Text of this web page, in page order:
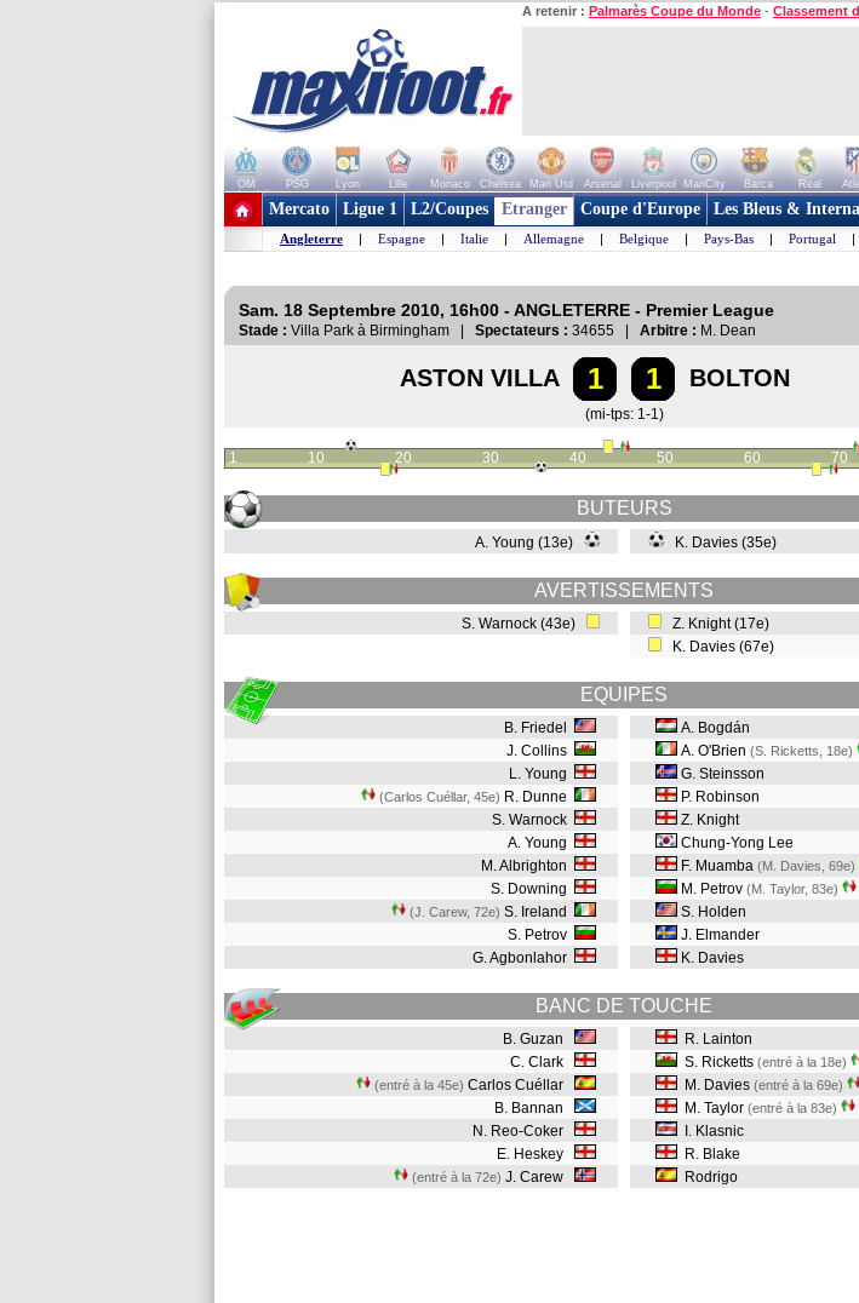
A retenir : Palmarès Coupe du Monde - Classement
OM PSG Lyon Lille Monaco Chelsea Man Utd Arsenal Liverpool ManCity Barca Real
+ de clubs
Mercato Ligue 1 L2/Coupes Etranger Coupe d'Europe Les Bleus &
Angleterre | Espagne | Italie | Allemagne | Belgique | Pays-Bas | Portugal |
Sam. 18 Septembre 2010, 16h00 - ANGLETERRE - Premier League
Stade : Villa Park à Birmingham | Spectateurs : 34655 | Arbitre : M. Dean
ASTON VILLA 1 1 BOLTON
(mi-tps: 1-1)
1 10 20 30 40 50 60 70
BUTEURS
A. Young (13e) K. Davies (35e)
AVERTISSEMENTS
S. Warnock (43e)
Z. Knight (17e)
K. Davies (67e)
EQUIPES
B. Friedel
J. Collins
L. Young
(Carlos Cuéllar, 45e) R. Dunne
S. Warnock
A. Young
M. Albrighton
S. Downing
(J. Carew, 72e) S. Ireland
S. Petrov
G. Agbonlahor
A. Bogdán
A. O'Brien (S. Ricketts, 18e)
G. Steinsson
P. Robinson
Z. Knight
Chung-Yong Lee
F. Muamba (M. Davies, 69e)
M. Petrov (M. Taylor, 83e)
S. Holden
J. Elmander
K. Davies
BANC DE TOUCHE
B. Guzan
C. Clark
(entré à la 45e) Carlos Cuéllar
B. Bannan
N. Reo-Coker
E. Heskey
(entré à la 72e) J. Carew
R. Lainton
S. Ricketts (entré à la 18e)
M. Davies (entré à la 69e)
M. Taylor (entré à la 83e)
I. Klasnic
R. Blake
Rodrigo